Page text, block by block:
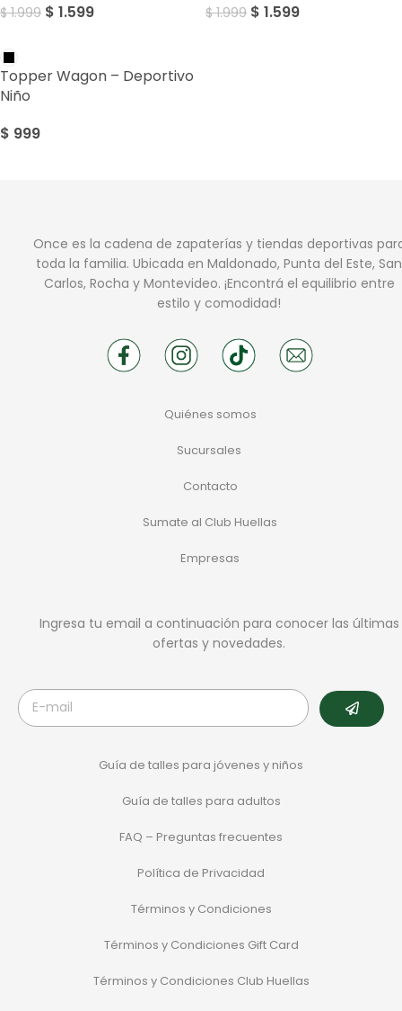
$1.999 $ 1.599 $1.999 $ 1.599
Topper Wagon – Deportivo
Niño
$ 999
Once es la cadena de zapaterías y tiendas deportivas
toda la familia. Ubicada en Maldonado, Punta del Este, San
Carlos, Rocha y Montevideo. ¡Encontrá el equilibrio entre
estilo y comodidad!
Quiénes somos
Sucursales
Contacto
Sumate al Club Huellas
Empresas
Ingresa tu email a continuación para conocer las últimas
ofertas y novedades.
Guía de talles para jóvenes y niños
Guía de talles para adultos
FAQ – Preguntas frecuentes
Política de Privacidad
Términos y Condiciones
Términos y Condiciones Gift Card
Términos y Condiciones Club Huellas